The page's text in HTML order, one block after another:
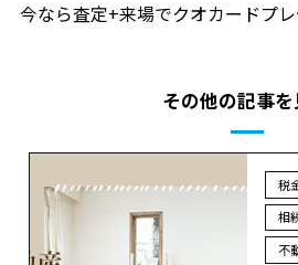
今なら査定+来場でクオカードプ
その他の記事
税
相
不